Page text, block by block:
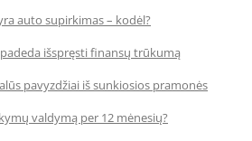
auto supirkimas – kodėl?
išspręsti finansų trūkumą
pavyzdžiai iš sunkiosios pramonės
valdymą per 12 mėnesių?